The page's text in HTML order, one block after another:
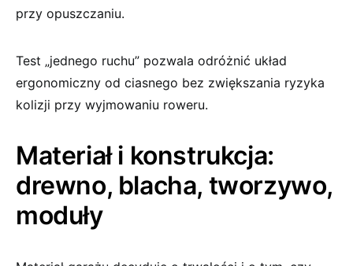
przy opuszczaniu.
Test „jednego ruchu” pozwala odróżnić układ
ergonomiczny od ciasnego bez zwiększania ryzyka
kolizji przy wyjmowaniu roweru.
Materiał i konstrukcja:
drewno, blacha, tworzywo,
moduły